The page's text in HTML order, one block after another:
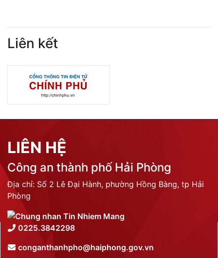
Liên kết
LIÊN HỆ
Công an thành phố Hải Phòng
Địa chỉ: Số 2 Lê Đại Hành, phường Hồng Bàng, tp Hải
Phòng
0225.3842298
conganthanhpho@haiphong.gov.vn